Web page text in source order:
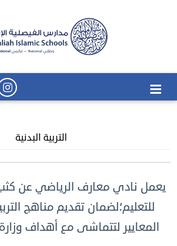
التربية البدنية
يعمل نادي معارف الرياضي عن
للتعليم؛لضمان تقديم مناهج
المعايير لتتماشى مع أهداف وزارة